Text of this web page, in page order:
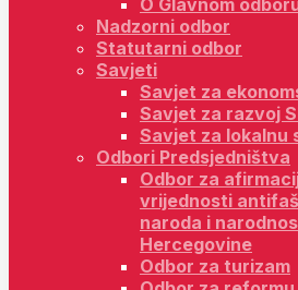
O Glavnom
Nadzorni odbor
Statutarni odbor
Savjeti
Savjet za
Savjet za razvoj
Savjet za lokalnu
Odbori Predsjedništva
Odbor za
vrijednosti
naroda i
Hercegovine
Odbor za turizam